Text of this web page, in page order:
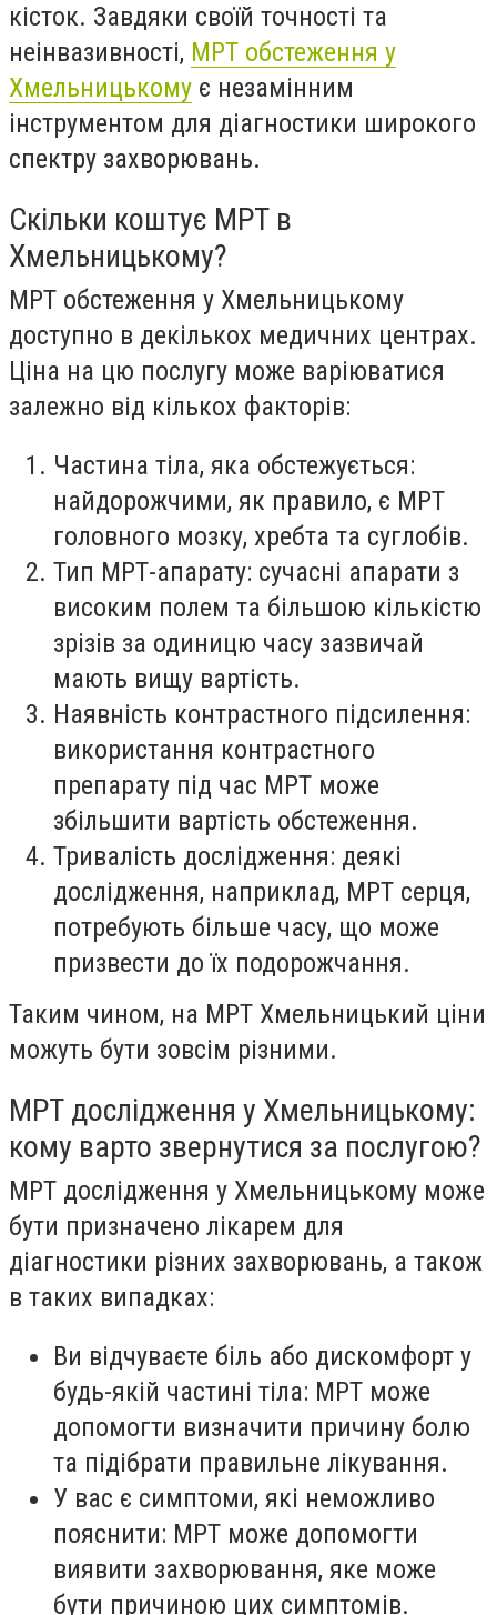
кісток. Завдяки своїй точності та
неінвазивності, МРТ обстеження у
Хмельницькому є незамінним
інструментом для діагностики широкого
спектру захворювань.
Скільки коштує МРТ в
Хмельницькому?
МРТ обстеження у Хмельницькому
доступно в декількох медичних центрах.
Ціна на цю послугу може варіюватися
залежно від кількох факторів:
Частина тіла, яка обстежується:
найдорожчими, як правило, є МРТ
головного мозку, хребта та суглобів.
Тип МРТ-апарату: сучасні апарати з
високим полем та більшою кількістю
зрізів за одиницю часу зазвичай
мають вищу вартість.
Наявність контрастного підсилення:
використання контрастного
препарату під час МРТ може
збільшити вартість обстеження.
Тривалість дослідження: деякі
дослідження, наприклад, МРТ серця,
потребують більше часу, що може
призвести до їх подорожчання.
Таким чином, на МРТ Хмельницький ціни
можуть бути зовсім різними.
МРТ дослідження у Хмельницькому:
кому варто звернутися за послугою?
МРТ дослідження у Хмельницькому може
бути призначено лікарем для
діагностики різних захворювань, а також
в таких випадках:
Ви відчуваєте біль або дискомфорт у
будь-якій частині тіла: МРТ може
допомогти визначити причину болю
та підібрати правильне лікування.
У вас є симптоми, які неможливо
пояснити: МРТ може допомогти
виявити захворювання, яке може
бути причиною цих симптомів.